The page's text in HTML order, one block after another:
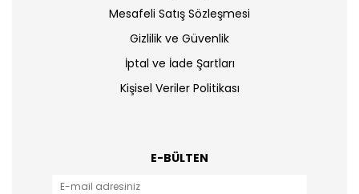
Mesafeli Satış Sözleşmesi
Gizlilik ve Güvenlik
İptal ve İade Şartları
Kişisel Veriler Politikası
E-BÜLTEN